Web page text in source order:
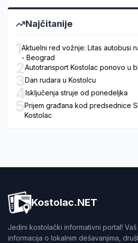
Najčitanije
1Aktuelni red vožnje: Litas autobusi
- Beograd
2Autotransport Kostolac ponovo u
3Dan rudara u Kostolcu
4Isključenja struje od ponedeljka
5Prijem građana kod predsednice
Kostolac
Kostolac.NET
Jedini kostolački informativni portal!
informacija o lokalnim dešavanjima,